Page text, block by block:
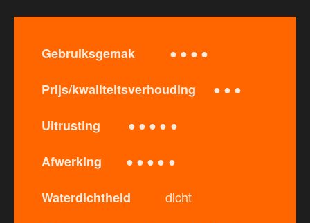
Gebruiksgemak ● ● ● ●
Prijs/kwaliteitsverhouding ● ● ●
Uitrusting ● ● ● ● ●
Afwerking ● ● ● ● ●
Waterdichtheid dicht